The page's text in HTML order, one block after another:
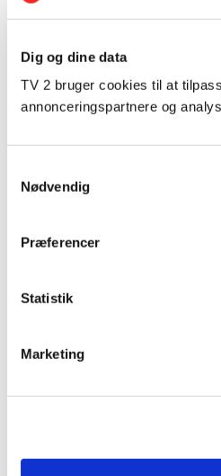
Dig og dine data
TV 2 bruger cookies til at
annonceringspartnere og
Nødvendig
Præferencer
Statistik
Marketing